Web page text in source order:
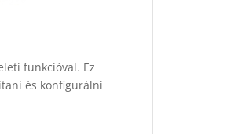
funkcióval. Ez
és konfigurálni